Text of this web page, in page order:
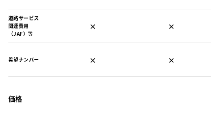
道路サービス
関連費用
（JAF）等
× ×
希望ナンバー × ×
価格